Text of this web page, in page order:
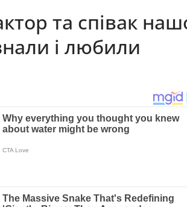
та співак
і любили